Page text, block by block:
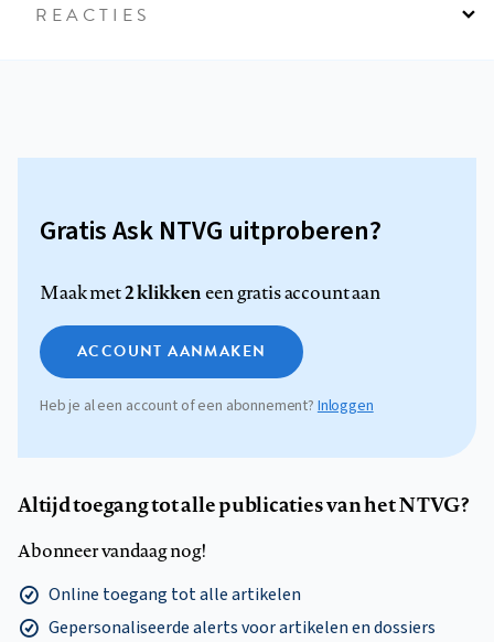
REACTIES
Gratis Ask NTVG uitproberen?
Maak met2 klikkeneen gratis account aan
ACCOUNT AANMAKEN
Heb je al een account of een abonnement?Inloggen
Altijd toegang tot alle publicaties van het NTVG?
Abonneer vandaag nog!
Online toegang tot alle artikelen
Gepersonaliseerde alerts voor artikelen en dossiers